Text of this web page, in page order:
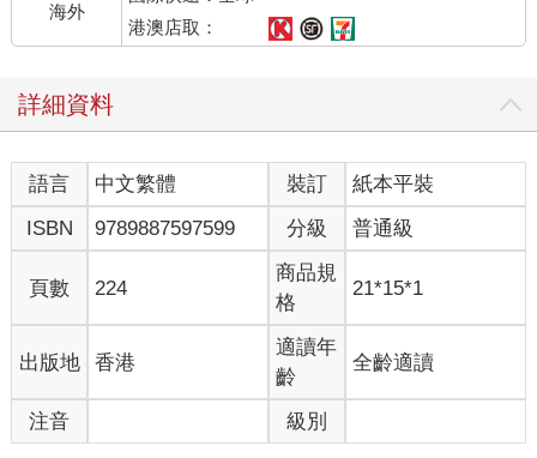
海外
港澳店取：
詳細資料
語言 中文繁體 裝訂
紙本平裝
ISBN
9789887597599 分級 普通級
頁數 224
商品規
格
21*15*1
出版地 香港
適讀年
齡
全齡適讀
注音 級別